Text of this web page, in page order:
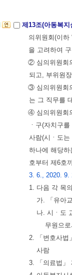
제13조(아동복
의위원회(이하
을 고려하여
② 심의위원회
되고, 부위원
③ 심의위원회
는 그 직무를
④ 심의위원회
ㆍ구(자치구
사람(시ㆍ도
하나에 해당
호부터 제6호
3. 6., 2020. 9.
1. 다음 각 목
가. 「유아
나. 시ㆍ도
무원으
2. 「변호사법
사람
3. 「의료법」